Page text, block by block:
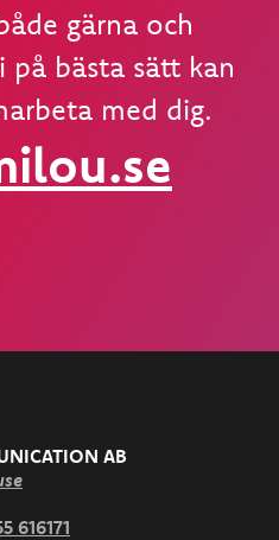
gärna och
på bästa sätt kan
med dig.
AB
616171